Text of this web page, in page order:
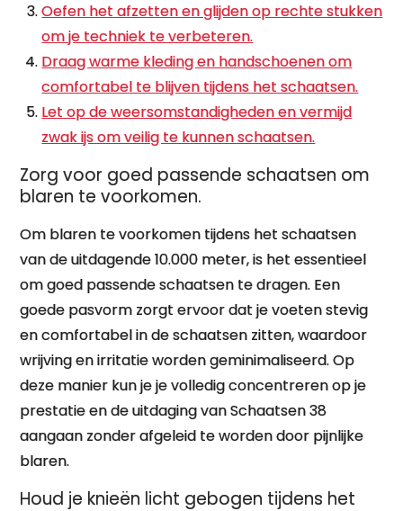
Oefen het afzetten en glijden op rechte stukken
om je techniek te verbeteren.
Draag warme kleding en handschoenen om
comfortabel te blijven tijdens het schaatsen.
Let op de weersomstandigheden en vermijd
zwak ijs om veilig te kunnen schaatsen.
Zorg voor goed passende schaatsen om
blaren te voorkomen.
Om blaren te voorkomen tijdens het schaatsen
van de uitdagende 10.000 meter, is het essentieel
om goed passende schaatsen te dragen. Een
goede pasvorm zorgt ervoor dat je voeten stevig
en comfortabel in de schaatsen zitten, waardoor
wrijving en irritatie worden geminimaliseerd. Op
deze manier kun je je volledig concentreren op je
prestatie en de uitdaging van Schaatsen 38
aangaan zonder afgeleid te worden door pijnlijke
blaren.
Houd je knieën licht gebogen tijdens het